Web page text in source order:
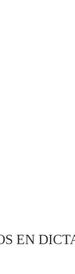
EN